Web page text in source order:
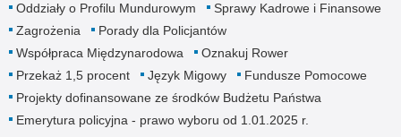
Oddziały o Profilu Mundurowym
Sprawy Kadrowe i Finansowe
Zagrożenia
Porady dla Policjantów
Współpraca Międzynarodowa
Oznakuj Rower
Przekaż 1,5 procent
Język Migowy
Fundusze Pomocowe
Projekty dofinansowane ze środków Budżetu Państwa
Emerytura policyjna - prawo wyboru od 1.01.2025 r.